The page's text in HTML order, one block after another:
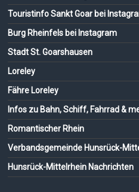
Touristinfo Sankt Goar bei
Burg Rheinfels bei Instagram
Stadt St. Goarshausen
Loreley
Fähre Loreley
Infos zu Bahn, Schiff, Fahrrad &
Romantischer Rhein
Verbandsgemeinde Hunsrück-
Hunsrück-Mittelrhein Nachrichten